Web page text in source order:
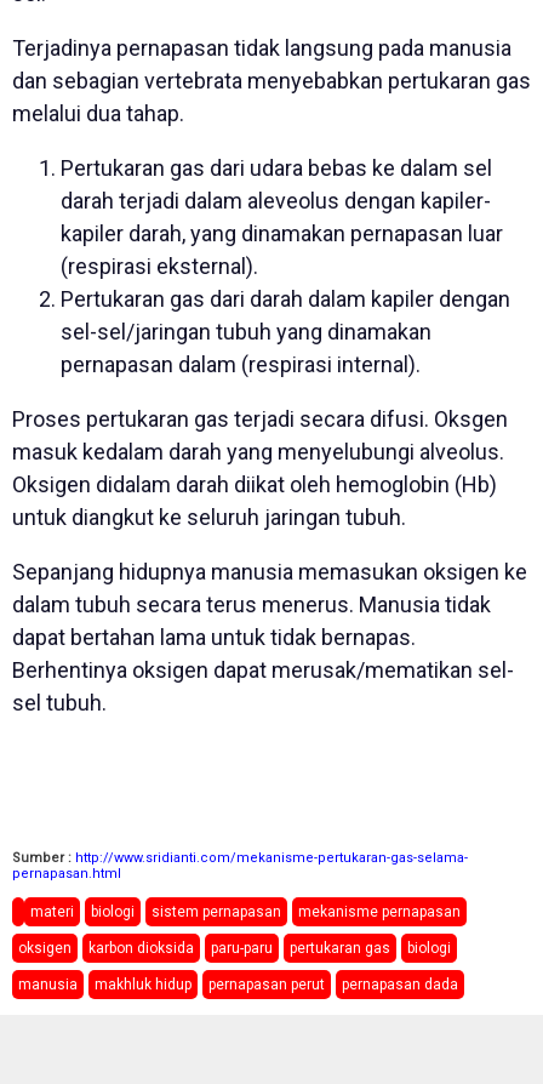
Terjadinya pernapasan tidak langsung pada manusia
dan sebagian vertebrata menyebabkan pertukaran gas
melalui dua tahap.
Pertukaran gas dari udara bebas ke dalam sel
darah terjadi dalam aleveolus dengan kapiler-
kapiler darah, yang dinamakan pernapasan luar
(respirasi eksternal).
Pertukaran gas dari darah dalam kapiler dengan
sel-sel/jaringan tubuh yang dinamakan
pernapasan dalam (respirasi internal).
Proses pertukaran gas terjadi secara difusi. Oksgen
masuk kedalam darah yang menyelubungi alveolus.
Oksigen didalam darah diikat oleh hemoglobin (Hb)
untuk diangkut ke seluruh jaringan tubuh.
Sepanjang hidupnya manusia memasukan oksigen ke
dalam tubuh secara terus menerus. Manusia tidak
dapat bertahan lama untuk tidak bernapas.
Berhentinya oksigen dapat merusak/mematikan sel-
sel tubuh.
Sumber : http://www.sridianti.com/mekanisme-pertukaran-gas-selama-
pernapasan.html
materi biologi sistem pernapasan mekanisme pernapasan
oksigen karbon dioksida paru-paru pertukaran gas biologi
manusia makhluk hidup pernapasan perut pernapasan dada